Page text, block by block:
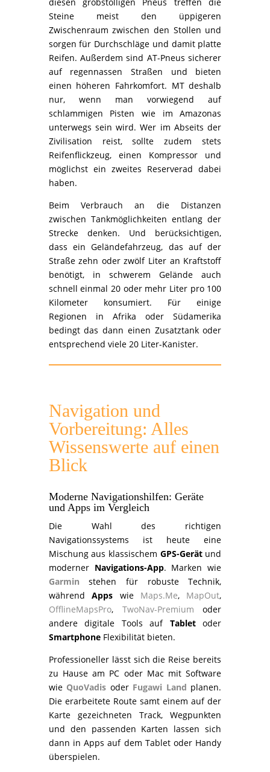
Steine meist den üppigeren
Zwischenraum zwischen den Stollen und
sorgen für Durchschläge und damit platte
Reifen. Außerdem sind AT-Pneus sicherer
auf regennassen Straßen und bieten
einen höheren Fahrkomfort. MT deshalb
nur, wenn man vorwiegend auf
schlammigen Pisten wie im Amazonas
unterwegs sein wird. Wer im Abseits der
Zivilisation reist, sollte zudem stets
Reifenflickzeug, einen Kompressor und
möglichst ein zweites Reserverad dabei
haben.
Beim Verbrauch an die Distanzen
zwischen Tankmöglichkeiten entlang der
Strecke denken. Und berücksichtigen,
dass ein Geländefahrzeug, das auf der
Straße zehn oder zwölf Liter an Kraftstoff
benötigt, in schwerem Gelände auch
schnell einmal 20 oder mehr Liter pro 100
Kilometer konsumiert. Für einige
Regionen in Afrika oder Südamerika
bedingt das dann einen Zusatztank oder
entsprechend viele 20 Liter-Kanister.
Navigation und
Vorbereitung: Alles
Wissenswerte auf einen
Blick
Moderne Navigationshilfen: Geräte
und Apps im Vergleich
Die Wahl des richtigen
Navigationssystems ist heute eine
Mischung aus klassischem GPS-Gerätund
moderner Navigations-App. Marken wie
Garmin stehen für robuste Technik,
währendApps wie Maps.Me, MapOut,
OfflineMapsPro, TwoNav-Premium oder
andere digitale Tools auf Tabletoder
SmartphoneFlexibilität bieten.
Professioneller lässt sich die Reise bereits
zu Hause am PC oder Mac mit Software
wie QuoVadis oder Fugawi Land planen.
Die erarbeitete Route samt einem auf der
Karte gezeichneten Track, Wegpunkten
und den passenden Karten lassen sich
dann in Apps auf dem Tablet oder Handy
überspielen.